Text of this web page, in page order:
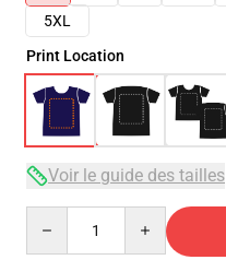
5XL
Print Location
Voir le guide des tailles